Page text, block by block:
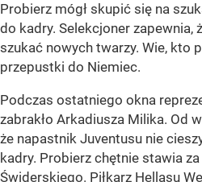
Probierz mógł skupić się na
do kadry. Selekcjoner zapewnia,
szukać nowych twarzy. Wie, kto
przepustki do Niemiec.
Podczas ostatniego okna
zabrakło Arkadiusza Milika. Od
że napastnik Juventusu nie
kadry. Probierz chętnie stawia
Świderskiego. Piłkarz Hellasu